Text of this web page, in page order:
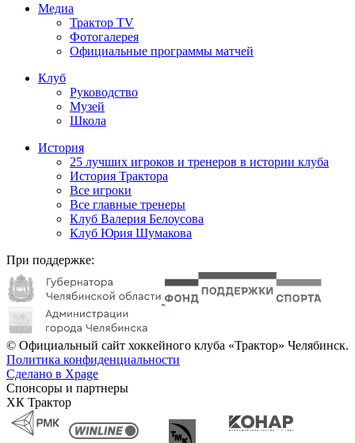
Медиа
Трактор TV
Фотогалерея
Официальные программы матчей
Клуб
Руководство
Музей
Школа
История
25 лучших игроков и тренеров в истории клуба
История Трактора
Все игроки
Все главные тренеры
Клуб Валерия Белоусова
Клуб Юрия Шумакова
При поддержке:
© Официальный сайт хоккейного клуба «Трактор» Челябинск.
Политика конфиденциальности
Сделано в Xpage
Спонсоры и партнеры
ХК Трактор